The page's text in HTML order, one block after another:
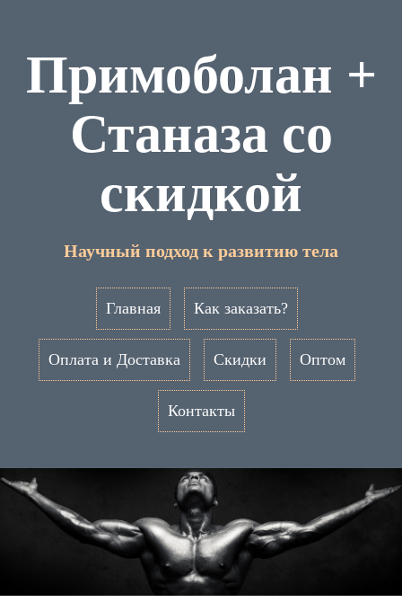
Примоболан +
Станаза со
скидкой
Научный подход к развитию тела
Главная Как заказать?
Оплата и Доставка Скидки Оптом
Контакты